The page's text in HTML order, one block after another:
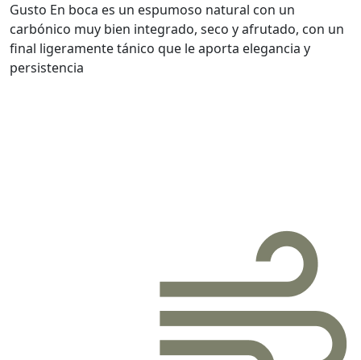
Gusto En boca es un espumoso natural con un
carbónico muy bien integrado, seco y afrutado, con un
final ligeramente tánico que le aporta elegancia y
persistencia